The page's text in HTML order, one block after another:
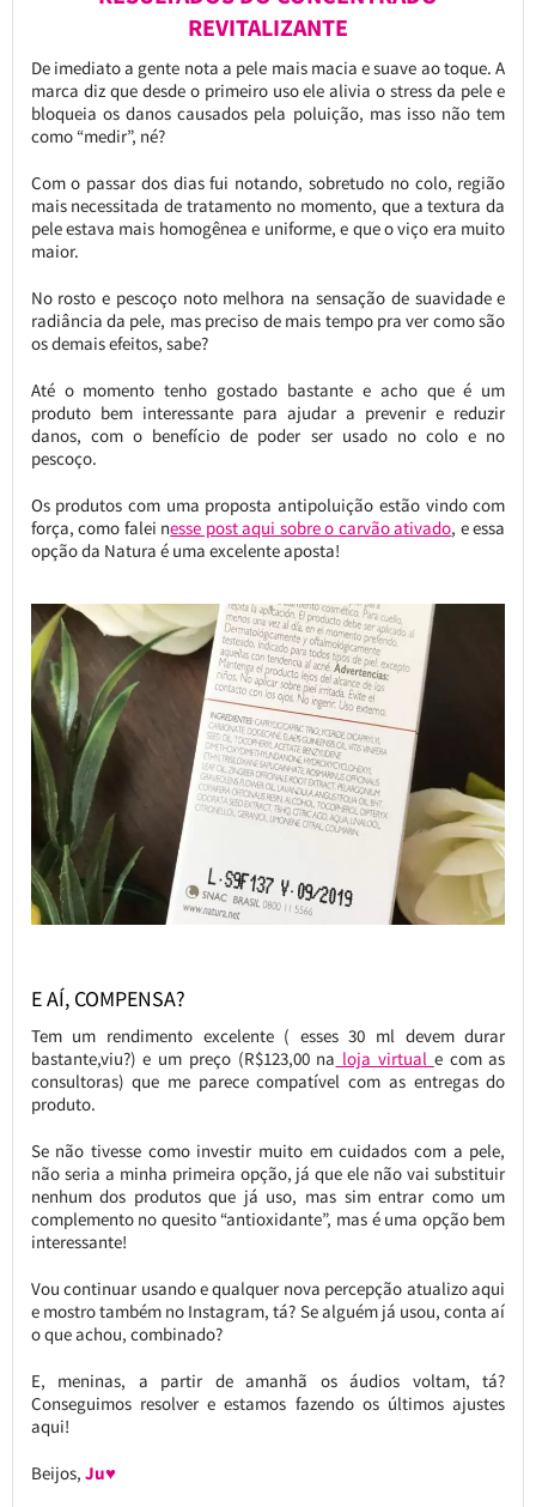
REVITALIZANTE
De imediato a gente nota a pele mais macia e suave ao toque. A
marca diz que desde o primeiro uso ele alivia o stress da pele e
bloqueia os danos causados pela poluição, mas isso não tem
como “medir”, né?
Com o passar dos dias fui notando, sobretudo no colo, região
mais necessitada de tratamento no momento, que a textura da
pele estava mais homogênea e uniforme, e que o viço era muito
maior.
No rosto e pescoço noto melhora na sensação de suavidade e
radiância da pele, mas preciso de mais tempo pra ver como são
os demais efeitos, sabe?
Até o momento tenho gostado bastante e acho que é um
produto bem interessante para ajudar a prevenir e reduzir
danos, com o benefício de poder ser usado no colo e no
pescoço.
Os produtos com uma proposta antipoluição estão vindo com
força, como falei nesse post aqui sobre o carvão ativado, e essa
opção da Natura é uma excelente aposta!
E AÍ, COMPENSA?
Tem um rendimento excelente ( esses 30 ml devem durar
bastante,viu?) e um preço (R$123,00 na loja virtual e com as
consultoras) que me parece compatível com as entregas do
produto.
Se não tivesse como investir muito em cuidados com a pele,
não seria a minha primeira opção, já que ele não vai substituir
nenhum dos produtos que já uso, mas sim entrar como um
complemento no quesito “antioxidante”, mas é uma opção bem
interessante!
Vou continuar usando e qualquer nova percepção atualizo aqui
e mostro também no Instagram, tá? Se alguém já usou, conta aí
o que achou, combinado?
E, meninas, a partir de amanhã os áudios voltam, tá?
Conseguimos resolver e estamos fazendo os últimos ajustes
aqui!
Beijos, Ju♥